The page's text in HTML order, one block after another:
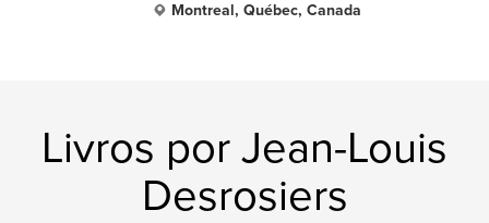
Montreal, Québec, Canada
Livros por Jean-Louis
Desrosiers